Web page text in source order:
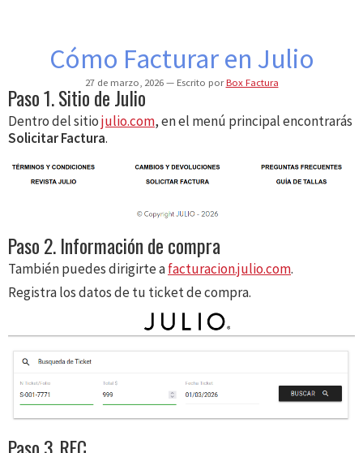
Cómo Facturar en Julio
27 de marzo, 2026 Escrito porBox Factura
Paso 1. Sitio de Julio
Dentro del sitiojulio.com, en el menú principal encontrarás
Solicitar Factura.
Paso 2. Información de compra
También puedes dirigirte afacturacion.julio.com.
Registra los datos de tu ticket de compra.